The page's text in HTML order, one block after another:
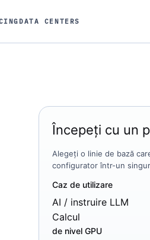
DATA CENTERS
Începeți cu un
Alegeți o linie de bază
configurator într-un
Caz de utilizare
AI / instruire LLM
Calcul
de nivel GPU